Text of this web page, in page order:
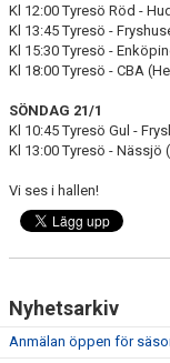
Kl 12:00 Tyresö Röd -
Kl 13:45 Tyresö -
Kl 15:30 Tyresö -
Kl 18:00 Tyresö - CBA
SÖNDAG 21/1
Kl 10:45 Tyresö Gul -
Kl 13:00 Tyresö - Nässjö
Vi ses i hallen!
Nyhetsarkiv
Anmälan öppen för